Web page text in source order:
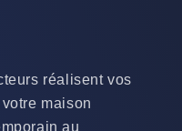
réalisent vos
maison
au